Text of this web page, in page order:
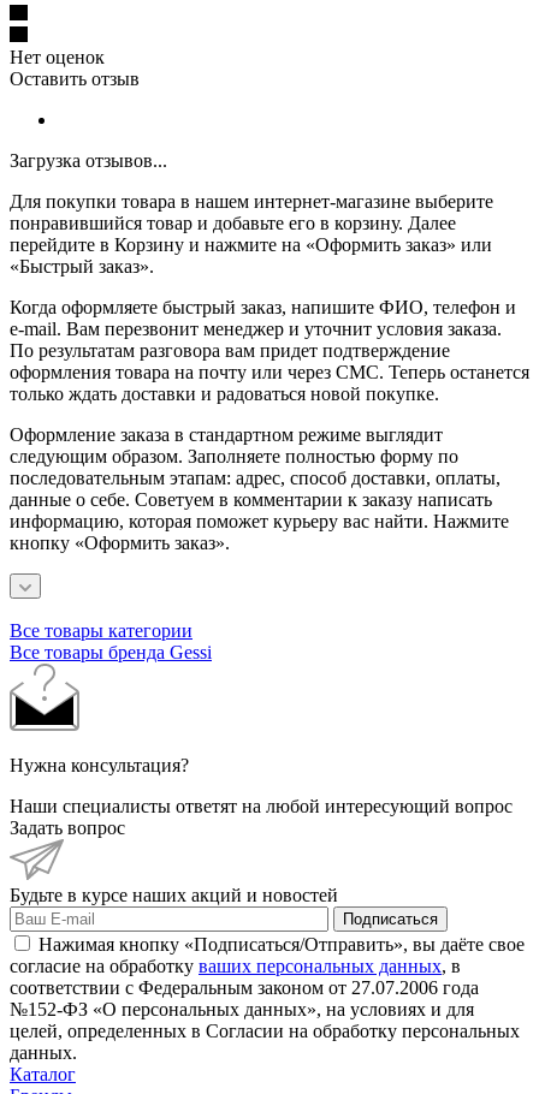
Нет оценок
Оставить отзыв
Загрузка отзывов...
Для покупки товара в нашем интернет-магазине выберите
понравившийся товар и добавьте его в корзину. Далее
перейдите в Корзину и нажмите на «Оформить заказ» или
«Быстрый заказ».
Когда оформляете быстрый заказ, напишите ФИО, телефон и
e-mail. Вам перезвонит менеджер и уточнит условия заказа.
По результатам разговора вам придет подтверждение
оформления товара на почту или через СМС. Теперь останется
только ждать доставки и радоваться новой покупке.
Оформление заказа в стандартном режиме выглядит
следующим образом. Заполняете полностью форму по
последовательным этапам: адрес, способ доставки, оплаты,
данные о себе. Советуем в комментарии к заказу написать
информацию, которая поможет курьеру вас найти. Нажмите
кнопку «Оформить заказ».
Все товары категории
Все товары бренда Gessi
Нужна консультация?
Наши специалисты ответят на любой интересующий вопрос
Задать вопрос
Будьте в курсе наших акций и новостей
Подписаться
Нажимая кнопку «Подписаться/Отправить», вы даёте свое
согласие на обработку ваших персональных данных, в
соответствии с Федеральным законом от 27.07.2006 года
№152-ФЗ «О персональных данных», на условиях и для
целей, определенных в Согласии на обработку персональных
данных.
Каталог